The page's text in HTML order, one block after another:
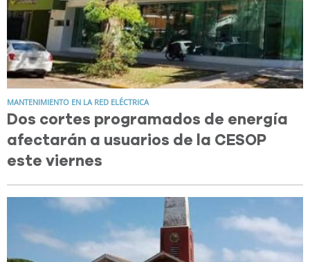
MANTENIMIENTO EN LA RED ELÉCTRICA
Dos cortes programados de energía
afectarán a usuarios de la CESOP
este viernes